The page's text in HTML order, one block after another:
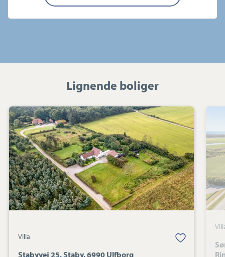
Lignende boliger
Villa:
Stabyvej
25,
Staby,
6990
Ulfborg
Villa
Stabyvej 25, Staby, 6990 Ulfborg
Gem favorit